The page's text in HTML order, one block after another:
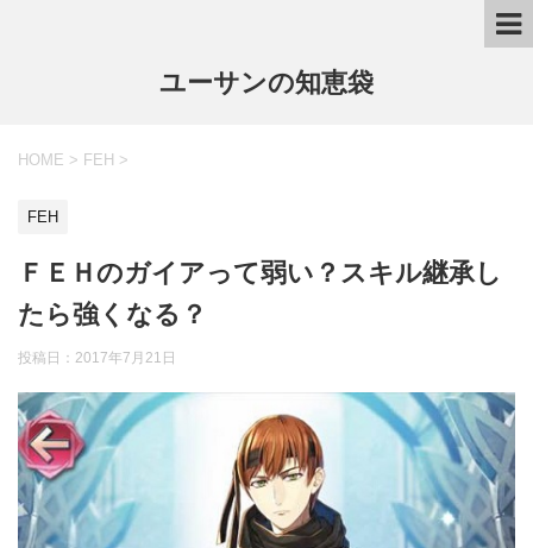
ユーサンの知恵袋
HOME > FEH >
FEH
ＦＥＨのガイアって弱い？スキル継承し
たら強くなる？
投稿日： 2017年7月21日